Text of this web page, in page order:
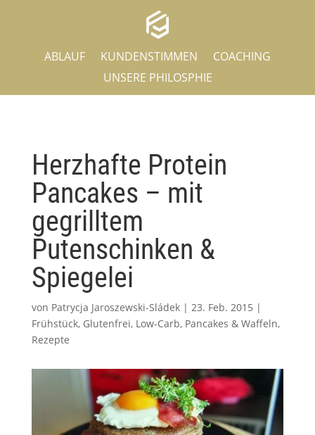
ABLAUF KUNDENSTIMMEN
COACHING
UNSERE PHILOSPHIE
Herzhafte Protein
Pancakes – mit
gegrilltem
Putenschinken &
Spiegelei
von Patrycja Jaroszewski-Sládek| 23. Feb. 2015 |
Frühstück, Glutenfrei, Low-Carb, Pancakes & Waffeln,
Rezepte